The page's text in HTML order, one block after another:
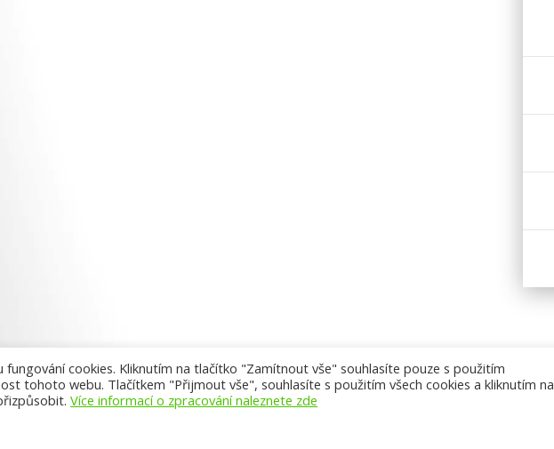
cookies. Kliknutím na tlačítko "Zamítnout vše" souhlasíte pouze s použitím
tohoto webu. Tlačítkem "Přijmout vše", souhlasíte s použitím všech cookies a kliknutím na
Více informací o zpracování naleznete zde